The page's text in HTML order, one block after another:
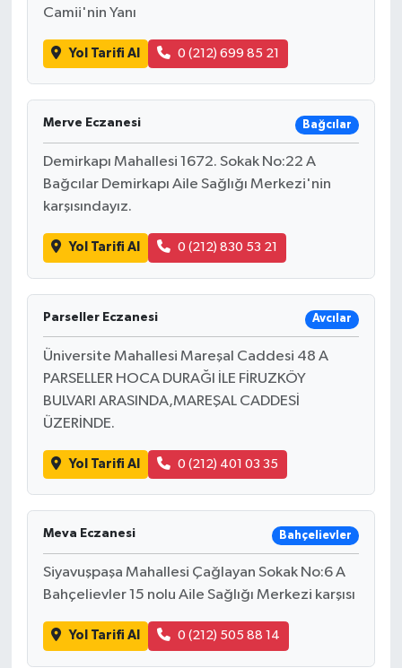
Camii'nin Yanı
Yol Tarifi Al 0 (212) 699 85 21
Merve Eczanesi Bağcılar
Demirkapı Mahallesi 1672. Sokak No:22 A
Bağcılar Demirkapı Aile Sağlığı Merkezi'nin
karşısındayız.
Yol Tarifi Al 0 (212) 830 53 21
Parseller Eczanesi Avcılar
Üniversite Mahallesi Mareşal Caddesi 48 A
PARSELLER HOCA DURAĞI İLE FİRUZKÖY
BULVARI ARASINDA,MAREŞAL CADDESİ
ÜZERİNDE.
Yol Tarifi Al 0 (212) 401 03 35
Meva Eczanesi Bahçelievler
Siyavuşpaşa Mahallesi Çağlayan Sokak No:6 A
Bahçelievler 15 nolu Aile Sağlığı Merkezi karşısı
Yol Tarifi Al 0 (212) 505 88 14